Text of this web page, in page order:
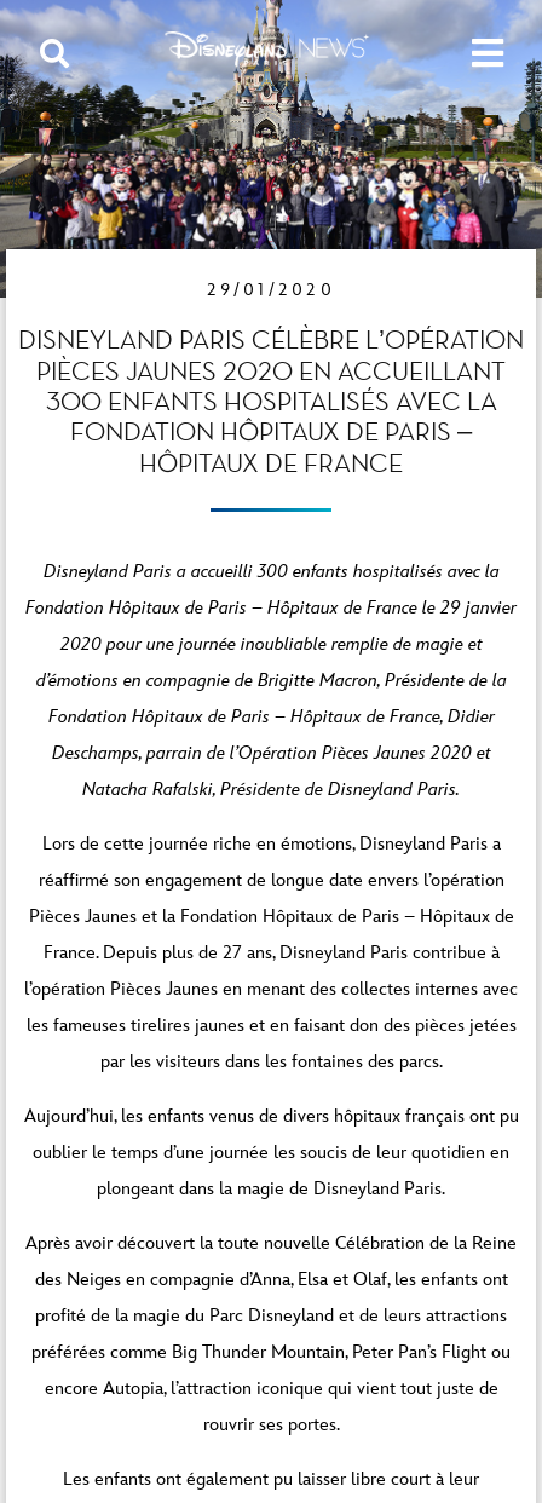
29/01/2020
DISNEYLAND PARIS CÉLÈBRE L’OPÉRATION
PIÈCES JAUNES 2020 EN ACCUEILLANT
300 ENFANTS HOSPITALISÉS AVEC LA
FONDATION HÔPITAUX DE PARIS –
HÔPITAUX DE FRANCE
Disneyland Paris a accueilli 300 enfants hospitalisés avec la
Fondation Hôpitaux de Paris – Hôpitaux de France le 29 janvier
2020 pour une journée inoubliable remplie de magie et
d’émotions en compagnie de Brigitte Macron, Présidente de la
Fondation Hôpitaux de Paris – Hôpitaux de France, Didier
Deschamps, parrain de l’Opération Pièces Jaunes 2020 et
Natacha Rafalski, Présidente de Disneyland Paris.
Lors de cette journée riche en émotions, Disneyland Paris a
réaffirmé son engagement de longue date envers l’opération
Pièces Jaunes et la Fondation Hôpitaux de Paris – Hôpitaux de
France. Depuis plus de 27 ans, Disneyland Paris contribue à
l’opération Pièces Jaunes en menant des collectes internes avec
les fameuses tirelires jaunes et en faisant don des pièces jetées
par les visiteurs dans les fontaines des parcs.
Aujourd’hui, les enfants venus de divers hôpitaux français ont pu
oublier le temps d’une journée les soucis de leur quotidien en
plongeant dans la magie de Disneyland Paris.
Après avoir découvert la toute nouvelle Célébration de la Reine
des Neiges en compagnie d’Anna, Elsa et Olaf, les enfants ont
profité de la magie du Parc Disneyland et de leurs attractions
préférées comme Big Thunder Mountain, Peter Pan’s Flight ou
encore Autopia, l’attraction iconique qui vient tout juste de
rouvrir ses portes.
Les enfants ont également pu laisser libre court à leur